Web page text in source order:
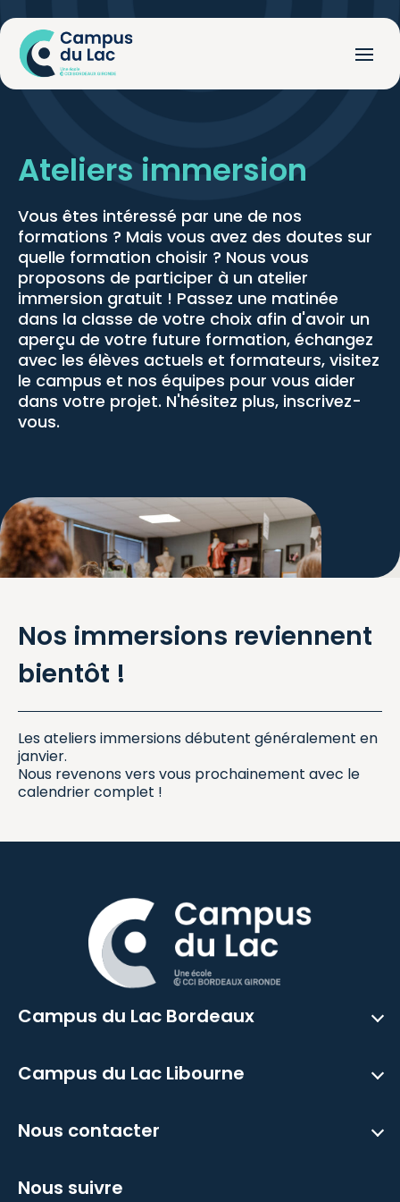
Ateliers immersion
Vous êtes intéressé par une de nos
formations ? Mais vous avez des doutes sur
quelle formation choisir ? Nous vous
proposons de participer à un atelier
immersion gratuit ! Passez une matinée
dans la classe de votre choix afin d'avoir un
aperçu de votre future formation, échangez
avec les élèves actuels et formateurs, visitez
le campus et nos équipes pour vous aider
dans votre projet. N'hésitez plus, inscrivez-
vous.
Nos immersions reviennent
bientôt !
Les ateliers immersions débutent généralement en
janvier.
Nous revenons vers vous prochainement avec le
calendrier complet !
Campus du Lac Bordeaux
Campus du Lac Libourne
Nous contacter
Nous suivre